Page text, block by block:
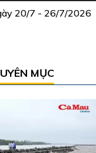
20/7 - 26/7/2026
MỤC